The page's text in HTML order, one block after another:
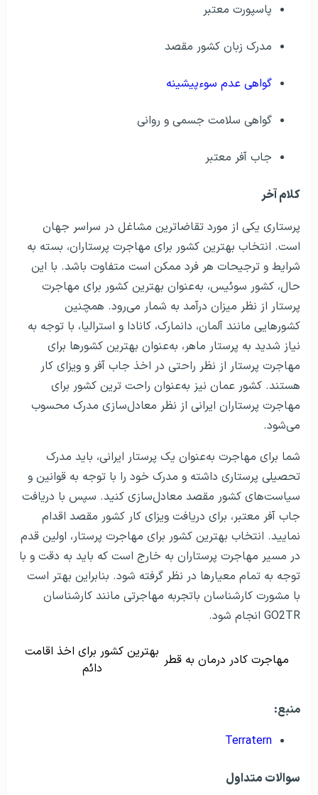
پاسپورت معتبر
مدرک زبان کشور مقصد
گواهی عدم سوءپیشینه
گواهی سلامت جسمی و روانی
جاب آفر معتبر
کلام آخر
پرستاری یکی از مورد تقاضاترین مشاغل در سراسر جهان
است. انتخاب بهترین کشور برای مهاجرت پرستاران، بسته به
شرایط و ترجیحات هر فرد ممکن است متفاوت باشد. با این
حال، کشور سوئیس، به‌عنوان بهترین کشور برای مهاجرت
پرستار از نظر میزان درآمد به شمار می‌رود. همچنین
کشورهایی مانند آلمان، دانمارک، کانادا و استرالیا، با توجه به
نیاز شدید به پرستار ماهر، به‌عنوان بهترین کشورها برای
مهاجرت پرستار از نظر راحتی در اخذ جاب آفر و ویزای کار
هستند. کشور عمان نیز به‌عنوان راحت ترین کشور برای
مهاجرت پرستاران ایرانی از نظر معادل‌سازی مدرک محسوب
می‌شود.
شما برای مهاجرت به‌عنوان یک پرستار ایرانی، باید مدرک
تحصیلی پرستاری داشته و مدرک خود را با توجه به قوانین و
سیاست‌های کشور مقصد معادل‌سازی کنید. سپس با دریافت
جاب آفر معتبر، برای دریافت ویزای کار کشور مقصد اقدام
نمایید. انتخاب بهترین کشور برای مهاجرت پرستار، اولین قدم
در مسیر مهاجرت پرستاران به خارج است که باید به دقت و با
توجه به تمام معیارها در نظر گرفته شود. بنابراین بهتر است
با مشورت کارشناسان باتجربه مهاجرتی مانند کارشناسان
GO2TR انجام شود.
مهاجرت کادر درمان به قطر بهترین کشور برای اخذ اقامت
دائم
منبع:
Terratern
سوالات متداول